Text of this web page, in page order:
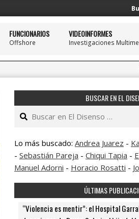
FUNCIONARIOS
Offshore
VIDEOINFORMES
Investigaciones
BUSCAR EN EL
Buscar
Lo más buscado: Andrea Juarez -
- Sebastián Pareja - Chiqui Tapia -
Manuel Adorni - Horacio Rosatti -
ÚLTIMAS
“Violencia es mentir”: el Hospital